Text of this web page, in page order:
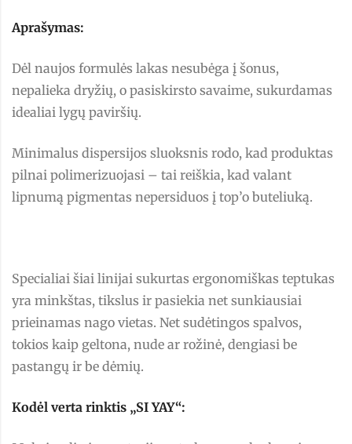
Aprašymas:
Dėl naujos formulės lakas nesubėga į šonus,
nepalieka dryžių, o pasiskirsto savaime, sukurdamas
idealiai lygų paviršių.
Minimalus dispersijos sluoksnis rodo, kad produktas
pilnai polimerizuojasi – tai reiškia, kad valant
lipnumą pigmentas nepersiduos į top’o buteliuką.
Specialiai šiai linijai sukurtas ergonomiškas teptukas
yra minkštas, tikslus ir pasiekia net sunkiausiai
prieinamas nago vietas. Net sudėtingos spalvos,
tokios kaip geltona, nude ar rožinė, dengiasi be
pastangų ir be dėmių.
Kodėl verta rinktis „SI YAY“: